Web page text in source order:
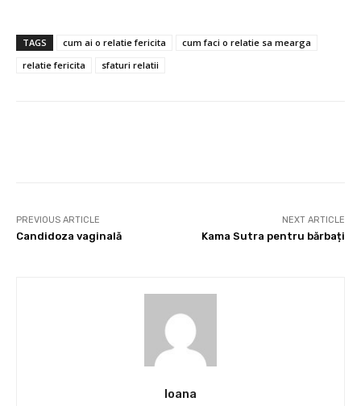
TAGS cum ai o relatie fericita
cum faci o relatie sa mearga
relatie fericita
sfaturi relatii
PREVIOUS ARTICLE
Candidoza vaginală
NEXT ARTICLE
Kama Sutra pentru bărbați
Ioana